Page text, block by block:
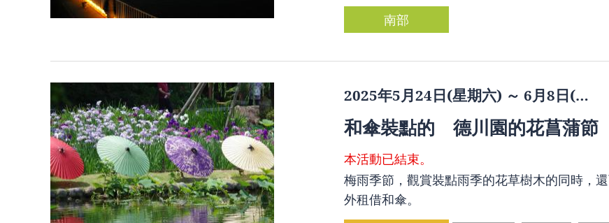
南部
2025年5月24日(星期六) ～ 6月8日(…
和傘裝點的 德川園的花菖蒲節
本活動已結束。
梅雨季節，觀賞裝點雨季的花草樹木的同時，
外租借和傘。